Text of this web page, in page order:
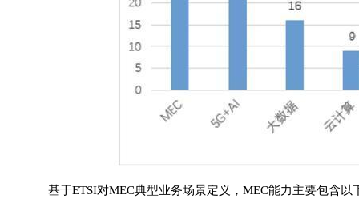
基于ETSI对MEC典型业务场景定义，MEC能力主要包含以